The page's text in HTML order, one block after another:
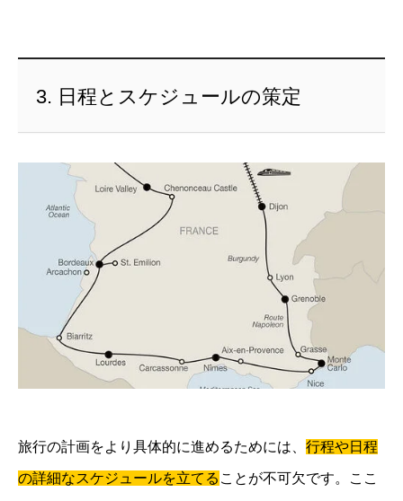
3. 日程とスケジュールの策定
旅行の計画をより具体的に進めるためには、 行程や日程
の詳細なスケジュールを立てる ことが不可欠です。ここ